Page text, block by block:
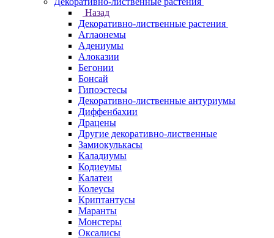
Назад
Декоративно-лиственные растения
Аглаонемы
Адениумы
Алоказии
Бегонии
Бонсай
Гипоэстесы
Декоративно-лиственные антуриумы
Диффенбахии
Драцены
Другие декоративно-лиственные
Замиокулькасы
Каладиумы
Кодиеумы
Калатеи
Колеусы
Криптантусы
Маранты
Монстеры
Оксалисы